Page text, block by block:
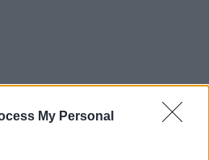
My Personal
μέρος ενός
γνωστού ως